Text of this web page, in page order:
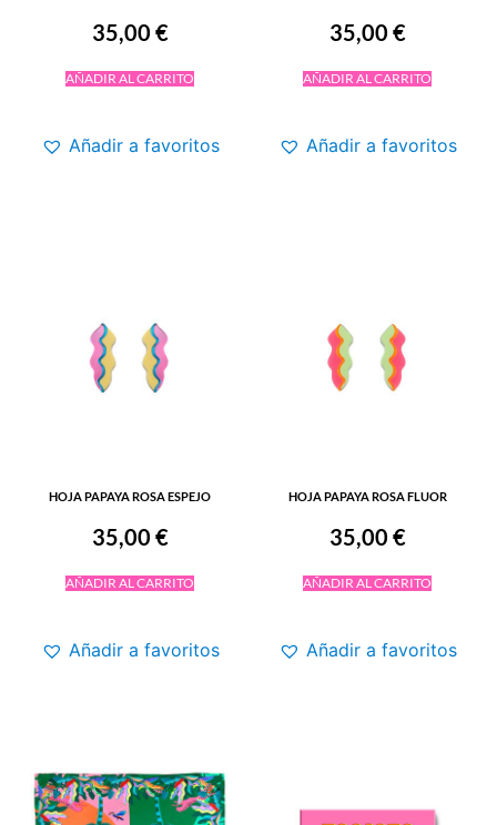
35,00 €
AÑADIR AL CARRITO
Añadir a favoritos
35,00 €
AÑADIR AL CARRITO
Añadir a favoritos
HOJA PAPAYA ROSA ESPEJO
35,00 €
AÑADIR AL CARRITO
Añadir a favoritos
HOJA PAPAYA ROSA FLUOR
35,00 €
AÑADIR AL CARRITO
Añadir a favoritos